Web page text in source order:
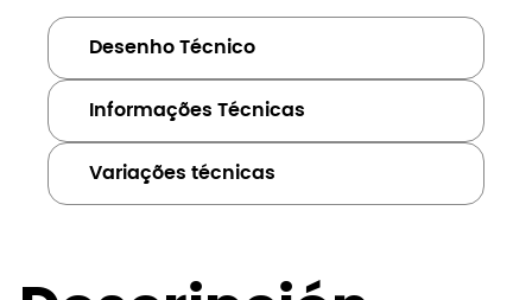
Desenho Técnico
Informações Técnicas
Variações técnicas